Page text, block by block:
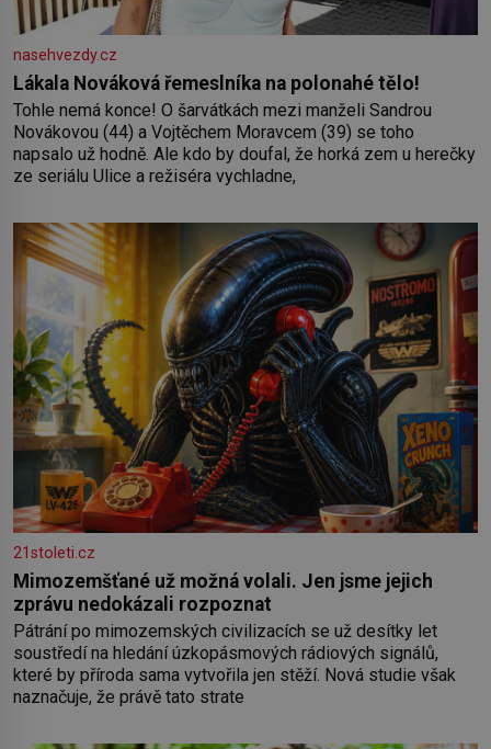
nasehvezdy.cz
Lákala Nováková řemeslníka na polonahé tělo!
Tohle nemá konce! O šarvátkách mezi manželi Sandrou
Novákovou (44) a Vojtěchem Moravcem (39) se toho
napsalo už hodně. Ale kdo by doufal, že horká zem u herečky
ze seriálu Ulice a režiséra vychladne,
21stoleti.cz
Mimozemšťané už možná volali. Jen jsme jejich
zprávu nedokázali rozpoznat
Pátrání po mimozemských civilizacích se už desítky let
soustředí na hledání úzkopásmových rádiových signálů,
které by příroda sama vytvořila jen stěží. Nová studie však
naznačuje, že právě tato strate